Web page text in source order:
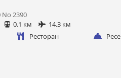
No 2390
0.1 км
14.3 км
Ресторан